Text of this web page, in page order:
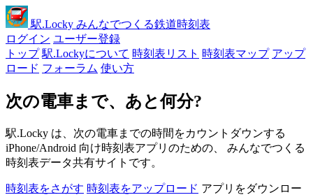
駅.Locky みんなでつくる鉄道時刻表
ログイン ユーザー登録
トップ 駅.Lockyについて 時刻表リスト 時刻表マップ アップ
ロード フォーラム 使い方
次の電車まで、あと何分?
駅.Locky は、次の電車までの時間をカウントダウンする
iPhone/Android 向け時刻表アプリのための、 みんなでつくる
時刻表データ共有サイトです。
時刻表をさがす 時刻表をアップロード アプリをダウンロー